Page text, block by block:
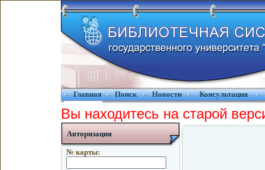
Главная Поиск Новости Консультация
Вы находитесь на старой
Авторизация
№ карты: